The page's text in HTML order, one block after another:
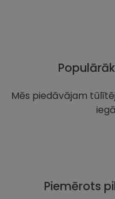
Mēs piedāvājam
Piemērots